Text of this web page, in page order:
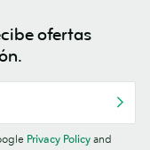
ofertas
Privacy Policy and